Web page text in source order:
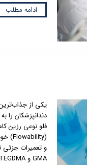
ادامه مطلب
یکی از
فلو نوعی رزین
GMA و TEGDMA به …